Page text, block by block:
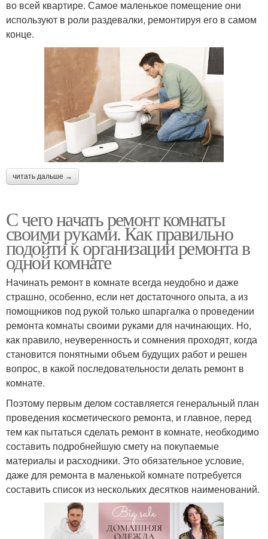
во всей квартире. Самое маленькое помещение они
используют в роли раздевалки, ремонтируя его в самом
конце.
читать дальше →
С чего начать ремонт комнаты
своими руками. Как правильно
подойти к организации ремонта в
одной комнате
Начинать ремонт в комнате всегда неудобно и даже
страшно, особенно, если нет достаточного опыта, а из
помощников под рукой только шпаргалка о проведении
ремонта комнаты своими руками для начинающих. Но,
как правило, неуверенность и сомнения проходят, когда
становится понятными объем будущих работ и решен
вопрос, в какой последовательности делать ремонт в
комнате.
Поэтому первым делом составляется генеральный план
проведения косметического ремонта, и главное, перед
тем как пытаться сделать ремонт в комнате, необходимо
составить подробнейшую смету на покупаемые
материалы и расходники. Это обязательное условие,
даже для ремонта в маленькой комнате потребуется
составить список из нескольких десятков наименований.